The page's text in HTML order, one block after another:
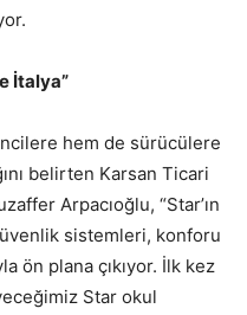
İtalya”
hem de sürücülere
belirten Karsan Ticari
Arpacıoğlu, “Star’ın
sistemleri, konforu
ön plana çıkıyor. İlk kez
Star okul